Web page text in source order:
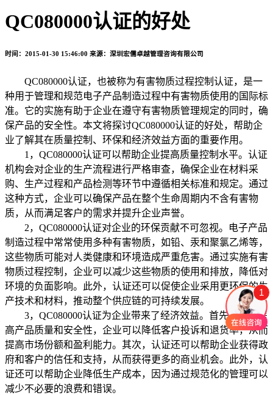
QC080000认证的好处
时间：2015-01-30 15:46:00 来源：深圳宏儒卓越管理咨询有限公司
QC080000认证，也被称为有害物质过程控制认证，是一
种用于管理和规范电子产品制造过程中有害物质使用的国际标
准。它的实施有助于企业在遵守有害物质管理规定的同时，确
保产品的安全性。本文将探讨QC080000认证的好处，帮助企
业了解其在质量控制、环保和经济效益方面的重要作用。
1，QC080000认证可以帮助企业提高质量控制水平。认证
机构会对企业的生产流程进行严格审查，确保企业在材料采
购、生产过程和产品检测等环节中遵循相关标准和规定。通过
这种方式，企业可以确保产品在整个生命周期内不含有害物
质，从而满足客户的需求并提升企业声誉。
2，QC080000认证对企业的环保贡献不可忽视。电子产品
制造过程中常常使用多种有害物质，如铅、汞和聚氯乙烯等，
这些物质可能对人类健康和环境造成严重危害。通过实施有害
物质过程控制，企业可以减少这些物质的使用和排放，降低对
环境的负面影响。此外，认证还可以促使企业采用更环保的生
产技术和材料，推动整个供应链的可持续发展。
3，QC080000认证为企业带来了经济效益。首先，通过提
高产品质量和安全性，企业可以降低客户投诉和退货率，从而
提高市场份额和盈利能力。其次，认证还可以帮助企业获得政
府和客户的信任和支持，从而获得更多的商业机会。此外，认
证还可以帮助企业降低生产成本，因为通过规范化的管理可以
减少不必要的浪费和错误。
1